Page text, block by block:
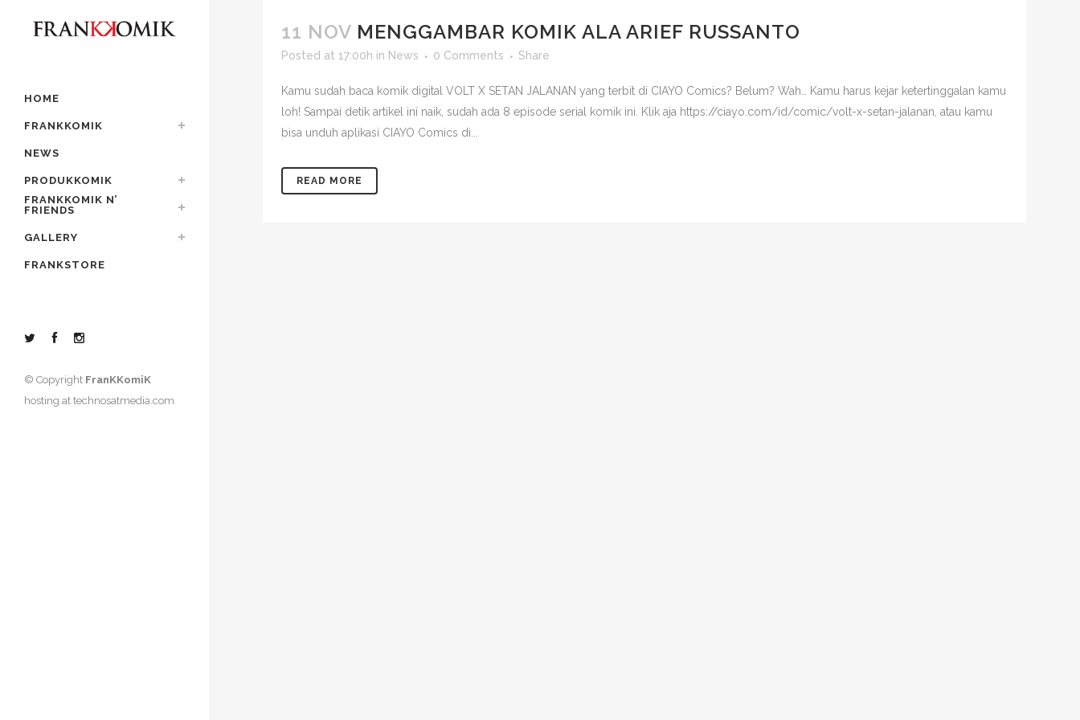
HOME
FRANKKOMIK
NEWS
PRODUKKOMIK
FRANKKOMIK N’
FRIENDS
GALLERY
FRANKSTORE
© Copyright FranKKomiK
hosting at technosatmedia.com
11 NOV MENGGAMBAR KOMIK ALA ARIEF RUSSANTO
Posted at 17:00h in News 0 Comments Share
Kamu sudah baca komik digital VOLT X SETAN JALANAN yang terbit di CIAYO Comics? Belum? Wah… Kamu harus kejar ketertinggalan kamu
loh! Sampai detik artikel ini naik, sudah ada 8 episode serial komik ini. Klik aja https://ciayo.com/id/comic/volt-x-setan-jalanan, atau kamu
bisa unduh aplikasi CIAYO Comics di...
READ MORE